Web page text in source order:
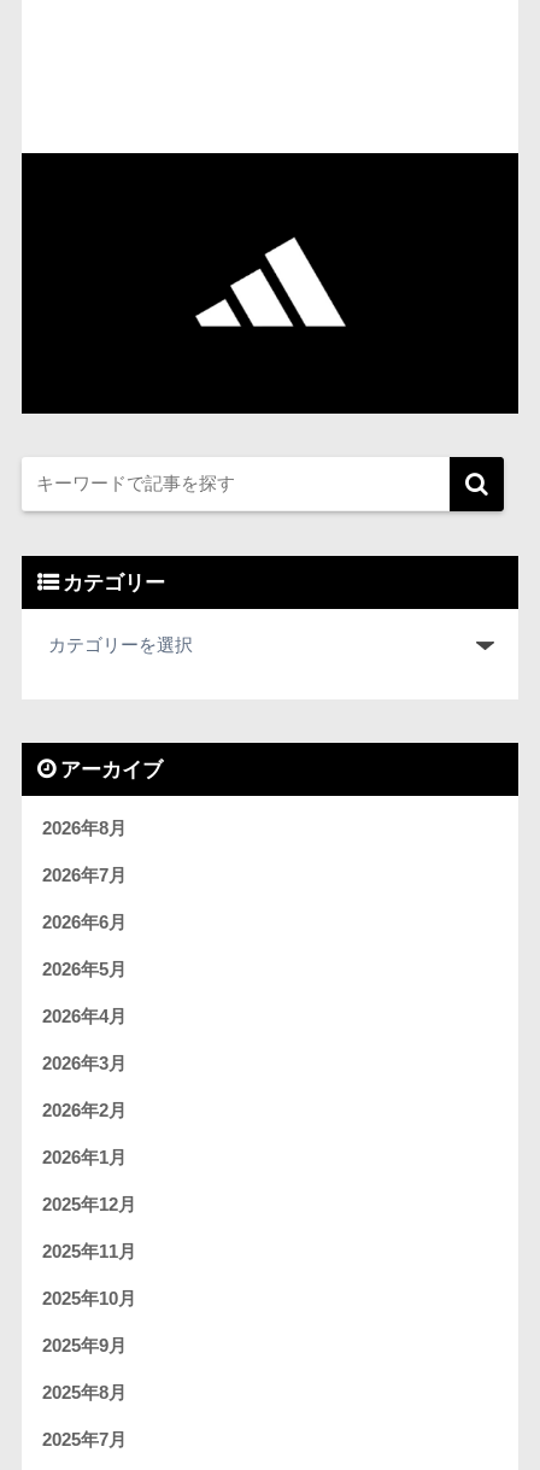
カテゴリー
アーカイブ
2026年8月
2026年7月
2026年6月
2026年5月
2026年4月
2026年3月
2026年2月
2026年1月
2025年12月
2025年11月
2025年10月
2025年9月
2025年8月
2025年7月